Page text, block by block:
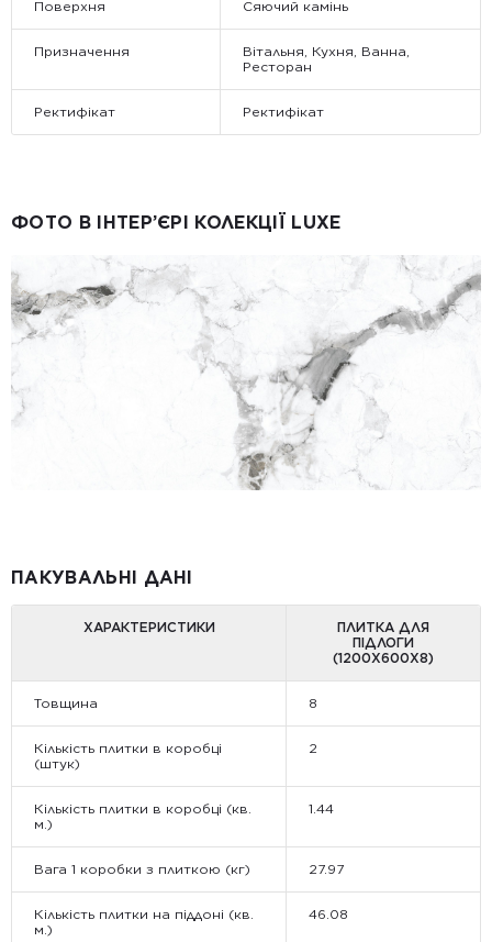
Поверхня Сяючий камінь
Призначення
Вітальня, Кухня, Ванна,
Ресторан
Ректифікат Ректифікат
ФОТО В ІНТЕР’ЄРІ КОЛЕКЦІЇ LUXE
ПАКУВАЛЬНІ ДАНІ
ХАРАКТЕРИСТИКИ
ПЛИТКА ДЛЯ
ПІДЛОГИ
(1200Х600Х8)
Товщина 8
Кількість плитки в коробці
(штук)
2
Кількість плитки в коробці (кв.
м.)
1.44
Вага 1 коробки з плиткою (кг) 27.97
Кількість плитки на піддоні (кв.
м.)
46.08